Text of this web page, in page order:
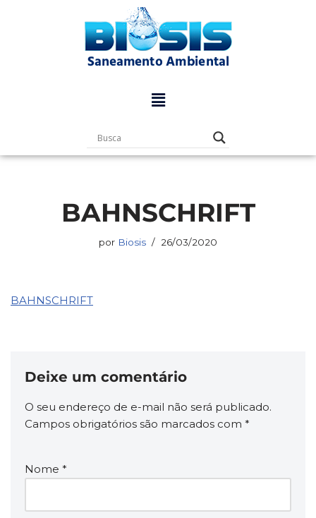
BAHNSCHRIFT
por Biosis 26/03/2020
BAHNSCHRIFT
Deixe um comentário
O seu endereço de e-mail não será publicado.
Campos obrigatórios são marcados com *
Nome *